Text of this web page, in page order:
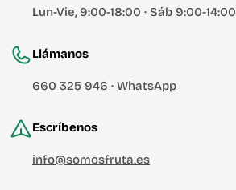
Lun-Vie, 9:00-18:00 · Sáb 9:00-14:00
Llámanos
660 325 946 · WhatsApp
Escríbenos
info@somosfruta.es